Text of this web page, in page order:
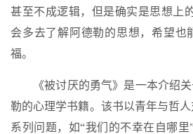
甚至不成逻辑，但是确实是思想上
会多去了解阿德勒的思想，希望也
福。
《被讨厌的勇气》是一本介绍
勒的心理学书籍。该书以青年与哲
系列问题，如“我们的不幸在自哪里